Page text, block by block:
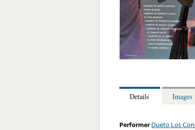
Details Images
Performer Dueto Los